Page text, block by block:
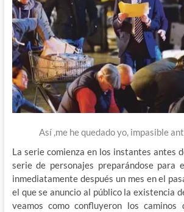
Así ,me he quedado yo, impasible
La serie comienza en los instantes antes
serie de personajes preparándose para
inmediatamente después un mes en el
el que se anuncio al público la existencia
veamos como confluyeron los